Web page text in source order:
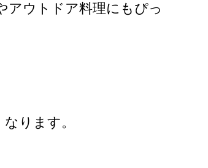
アウトドア料理にもぴっ
ります。